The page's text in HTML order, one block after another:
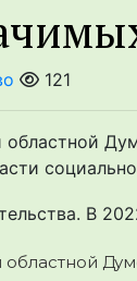
121
В